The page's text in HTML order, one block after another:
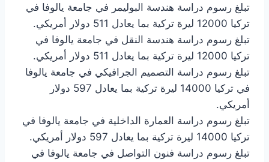
تبلغ رسوم دراسة هندسة البوليمر في جامعة يالوفا في
تركيا 12000 ليرة تركية بما يعادل 511 دولار أمريكي.
تبلغ رسوم دراسة هندسة النقل في جامعة يالوفا في
تركيا 12000 ليرة تركية بما يعادل 511 دولار أمريكي.
تبلغ رسوم دراسة التصميم الجرافيكي في جامعة يالوفا
في تركيا 14000 ليرة تركية بما يعادل 597 دولار
أمريكي.
تبلغ رسوم دراسة العمارة الداخلية في جامعة يالوفا في
تركيا 14000 ليرة تركية بما يعادل 597 دولار أمريكي.
تبلغ رسوم دراسة فنون التواصل في جامعة يالوفا في